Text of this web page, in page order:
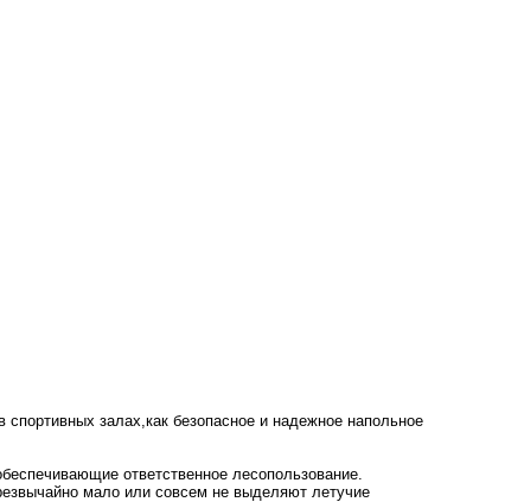
залах,как безопасное и надежное напольное
ответственное лесопользование.
мало или совсем не выделяют летучие